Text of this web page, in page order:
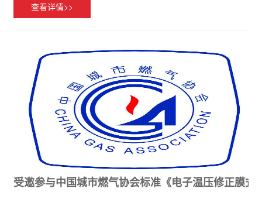
能水表、物联网水表、智能CIU、智能集中器、AMI主站系统等...
查看详情>>
受邀参与中国城市燃气协会标准《电子温压修正膜式